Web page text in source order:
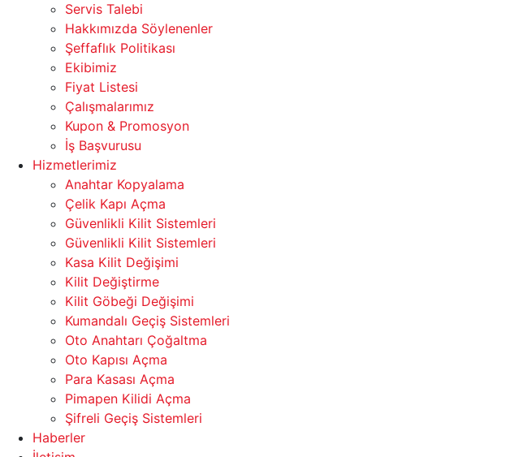
Servis Talebi
Hakkımızda Söylenenler
Şeffaflık Politikası
Ekibimiz
Fiyat Listesi
Çalışmalarımız
Kupon & Promosyon
İş Başvurusu
Hizmetlerimiz
Anahtar Kopyalama
Çelik Kapı Açma
Güvenlikli Kilit Sistemleri
Güvenlikli Kilit Sistemleri
Kasa Kilit Değişimi
Kilit Değiştirme
Kilit Göbeği Değişimi
Kumandalı Geçiş Sistemleri
Oto Anahtarı Çoğaltma
Oto Kapısı Açma
Para Kasası Açma
Pimapen Kilidi Açma
Şifreli Geçiş Sistemleri
Haberler